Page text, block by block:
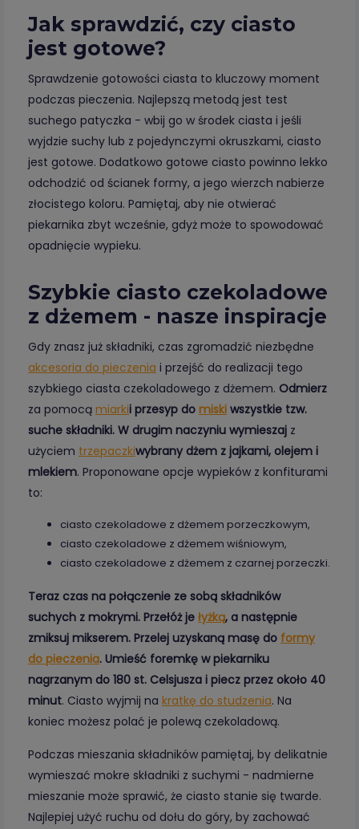
Jak sprawdzić, czy ciasto
jest gotowe?
Sprawdzenie gotowości ciasta to kluczowy moment
podczas pieczenia. Najlepszą metodą jest test
suchego patyczka - wbij go w środek ciasta i jeśli
wyjdzie suchy lub z pojedynczymi okruszkami, ciasto
jest gotowe. Dodatkowo gotowe ciasto powinno lekko
odchodzić od ścianek formy, a jego wierzch nabierze
złocistego koloru. Pamiętaj, aby nie otwierać
piekarnika zbyt wcześnie, gdyż może to spowodować
opadnięcie wypieku.
Szybkie ciasto czekoladowe
z dżemem - nasze inspiracje
Gdy znasz już składniki, czas zgromadzić niezbędne
akcesoria do pieczenia i przejść do realizacji tego
szybkiego ciasta czekoladowego z dżemem. Odmierz
za pomocą miarkii przesyp do miski wszystkie tzw.
suche składniki. W drugim naczyniu wymieszaj z
użyciem trzepaczkiwybrany dżem z jajkami, olejem i
mlekiem. Proponowane opcje wypieków z konfiturami
to:
ciasto czekoladowe z dżemem porzeczkowym,
ciasto czekoladowe z dżemem wiśniowym,
ciasto czekoladowe z dżemem z czarnej porzeczki.
Teraz czas na połączenie ze sobą składników
suchych z mokrymi. Przełóż je łyżką, a następnie
zmiksuj mikserem. Przelej uzyskaną masę do formy
do pieczenia. Umieść foremkę w piekarniku
nagrzanym do 180 st. Celsjusza i piecz przez około 40
minut. Ciasto wyjmij na kratkę do studzenia. Na
koniec możesz polać je polewą czekoladową.
Podczas mieszania składników pamiętaj, by delikatnie
wymieszać mokre składniki z suchymi - nadmierne
mieszanie może sprawić, że ciasto stanie się twarde.
Najlepiej użyć ruchu od dołu do góry, by zachować